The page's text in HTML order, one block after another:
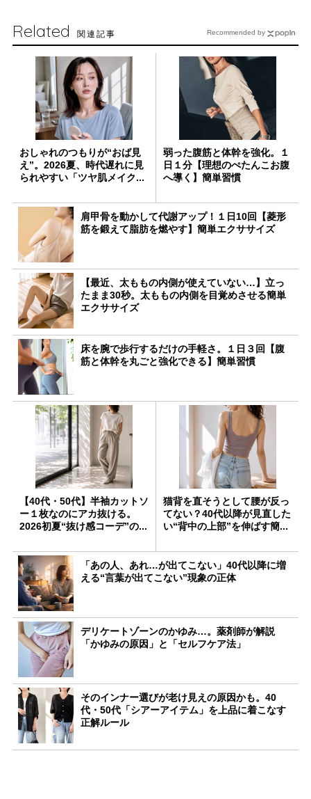
Related 関連記事
おしゃれのつもりが“おば見
え”。2026夏、時代遅れに見
られやすい「ツヤ肌メイク...
弱った腹筋と体幹を強化。１
日１分【理想のぺたんこお腹
へ導く】簡単習慣
肩甲骨を動かして代謝アップ！１日10回【菱形
筋を鍛えて脂肪を燃やす】簡単エクササイズ
【最近、太ももの内側が使えていない…】立っ
たまま30秒。太ももの内側を目覚めさせる簡単
エクササイズ
床を腕で歩行するだけの手軽さ。１日３回【腹
筋と体幹を丸ごと強化できる】簡単習慣
【40代・50代】半袖カットソ
ー１枚なのにアカ抜ける。
2026初夏“抜け感コーデ”の...
猫背を直そうとして腰が反っ
てない？40代以降が見直した
い“背中の上部”を伸ばす簡...
「あの人、あれ…が出てこない」40代以降に増
える“言葉が出てこない”現象の正体
デリケートゾーンのかゆみ…。薬剤師が解説
「かゆみの原因」と「セルフケア法」
そのインナー選びが老け見えの原因かも。40
代・50代「シアーアイテム」を上品に着こなす
正解ルール
Recommended by